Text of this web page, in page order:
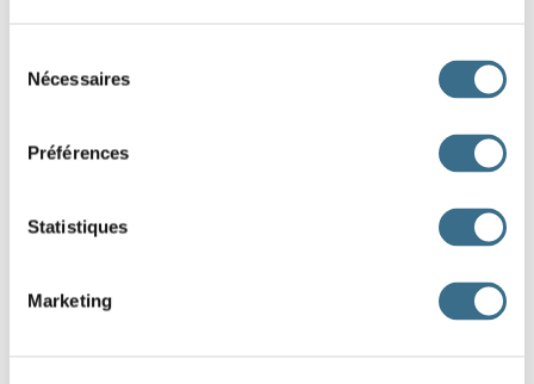
Nécessaires
Préférences
Statistiques
Marketing
craie